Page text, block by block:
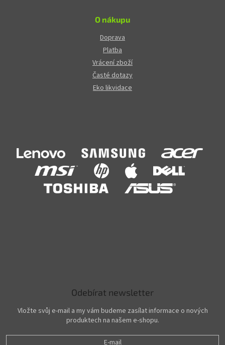
O nákupu
Doprava
Platba
Vrácení zboží
Časté dotazy
Eko likvidace
Odebírat newsletter
Vložte svůj e-mail a my vám budeme zasílat informace o nových
produktech na našem e-shopu.
E-mail